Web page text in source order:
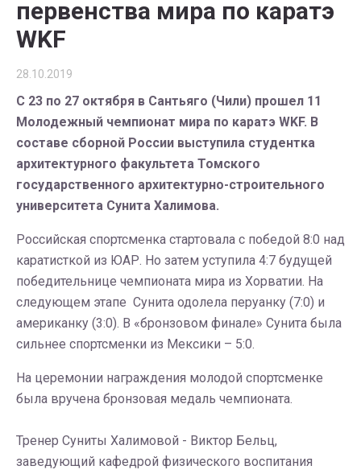
первенства мира по каратэ
WKF
28.10.2019
С 23 по 27 октября в Сантьяго (Чили) прошел 11
Молодежный чемпионат мира по каратэ WKF. В
составе сборной России выступила студентка
архитектурного факультета Томского
государственного архитектурно-строительного
университета Сунита Халимова.
Российская спортсменка стартовала с победой 8:0 над
каратисткой из ЮАР. Но затем уступила 4:7 будущей
победительнице чемпионата мира из Хорватии. На
следующем этапе Сунита одолела перуанку (7:0) и
американку (3:0). В «бронзовом финале» Сунита была
сильнее спортсменки из Мексики – 5:0.
На церемонии награждения молодой спортсменке
была вручена бронзовая медаль чемпионата.
Тренер Суниты Халимовой - Виктор Бельц,
заведующий кафедрой физического воспитания